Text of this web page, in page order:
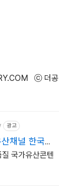
ⓒ 더공
광고
채널 한국의
국가유산콘텐